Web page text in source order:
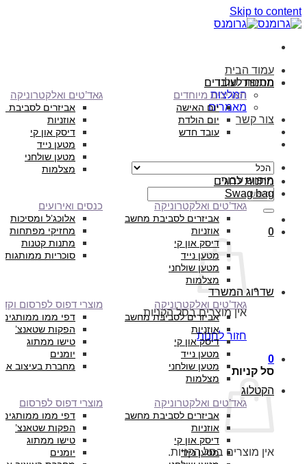
Skip to content
עמוד הבית
הסיפור שלנו
המלצות
מאמרים
צור קשר
חיפוש עבור:
0
אין מוצרים בסל הקניות.
חזור לחנות
0
סל קניות
אין מוצרים בסל הקניות.
מתנות לעובדים
תאריכים מיוחדים
יום האישה
יום הולדת
עובד חדש
גאד’טים ואלקטרוניקה
אביזרים לסביבת
אוזניות
דיסק און קי
מטען נייד
מטען שולחני
מצלמות
מתנות לחגים
Swag bag
גאד’טים ואלקטרוניקה
אביזרים לסביבת מחשב
אוזניות
דיסק און קי
מטען נייד
מטען שולחני
מצלמות
כנסים ואירועים
אלוכג’ל ומסיכות
מחזיקי מפתחות
מתנות קטנות
סוכריות ממותגות
שדרוג המשרד
גאד’טים ואלקטרוניקה
אביזרים לסביבת מחשב
אוזניות
דיסק און קי
מטען נייד
מטען שולחני
מצלמות
מוצרי דפוס לפרסום
דפי ממו ממותגים
הפקות שטאנצ’
טישו ממתוג
יומנים
מחברת בעיצוב
הקטלוג
גאד’טים ואלקטרוניקה
אביזרים לסביבת מחשב
אוזניות
דיסק און קי
מטען נייד
מוצרי דפוס לפרסום
דפי ממו ממותגים
הפקות שטאנצ’
טישו ממתוג
יומנים